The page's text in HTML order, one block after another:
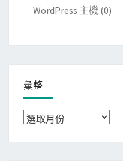
WordPress 主機 (0)
彙整
彙